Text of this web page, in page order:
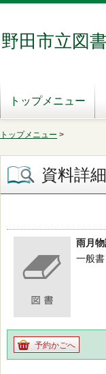
野田市立図
トップメニュー
トップメニュー >
資料詳細
雨月
一般
予約かごへ